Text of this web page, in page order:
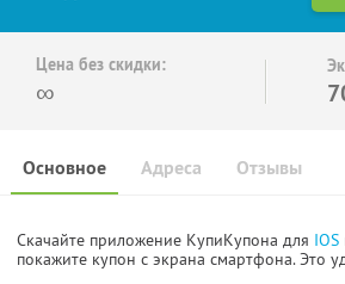
Цена без скидки:
∞
Основное Отзывы
Адреса
Скачайте приложение КупиКупона для IOS
покажите купон с экрана смартфона. Это